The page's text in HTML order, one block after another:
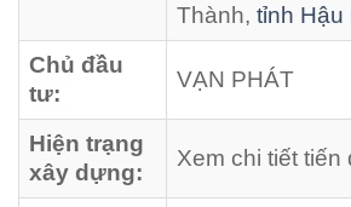
Thành, tỉnh Hậu
Chủ đầu
tư:
VẠN PHÁT
Hiện trạng
xây dựng:
Xem chi tiết